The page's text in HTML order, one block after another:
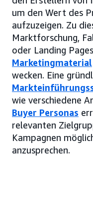
um den Wert des
aufzuzeigen. Zu
Marktforschung,
oder Landing
Marketingmaterial
wecken. Eine
wie verschiedene
Buyer Personas
relevanten
Kampagnen
anzusprechen.